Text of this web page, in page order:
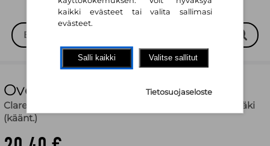
Ovella on gorilla!
Clare Helen Welsh
Raija Rintamäki
(käänt.)
kaikki evästeet tai valita sallimasi
evästeet.
Salli kaikki Valitse sallitut
Tietosuojaseloste